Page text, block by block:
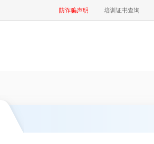
防诈骗声明 培训证书查询